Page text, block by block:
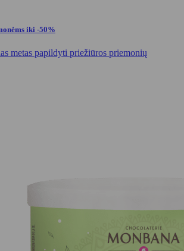
iki -50%
metas papildyti priežiūros priemonių